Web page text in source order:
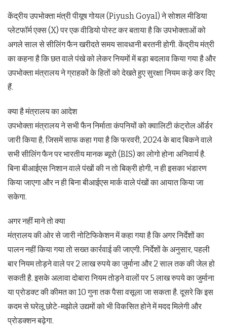
केंद्रीय उपभोक्‍ता मंत्री पीयूष गोयल (Piyush Goyal) ने सोशल मीडिया
प्‍लेटफॉर्म एक्‍स (X) पर एक वीडियो पोस्‍ट कर बताया है कि उपभोक्‍ताओं को
अगले साल से सीलिंग फैन खरीदते समय सावधानी बरतनी होगी. केंद्रीय मंत्री
का कहना है कि छत वाले पंखे को लेकर नियमों में बड़ा बदलाव किया गया है और
उपभोक्‍ता मंत्रालय ने ग्राहकों के हितों को देखते हुए सुरक्षा नियम कड़े कर दिए
हैं.
क्‍या है मंत्रालय का आदेश
उपभोक्‍ता मंत्रालय ने सभी फैन निर्माता कंपनियों को क्‍वालिटी कंट्रोल ऑर्डर
जारी किया है, जिसमें साफ कहा गया है कि फरवरी, 2024 के बाद बिकने वाले
सभी सीलिंग फैन पर भारतीय मानक ब्‍यूरो (BIS) का लोगो होना अनिवार्य है.
बिना बीआईएस निशान वाले पंखों की न तो बिक्री होगी, न ही इसका भंडारण
किया जाएगा और न ही बिना बीआईएस मार्क वाले पंखों का आयात किया जा
सकेगा.
अगर नहीं माने तो क्‍या
मंत्रालय की ओर से जारी नोटिफिकेशन में कहा गया है कि अगर निर्देशों का
पालन नहीं किया गया तो सख्‍त कार्रवाई की जाएगी. निर्देशों के अनुसार, पहली
बार नियम तोड़ने वाले पर 2 लाख रुपये का जुर्माना और 2 साल तक की जेल हो
सकती है. इसके अलावा दोबारा नियम तोड़ने वालों पर 5 लाख रुपये का जुर्माना
या प्रोडक्‍ट की कीमत का 10 गुना तक पैसा वसूला जा सकता है. दूसरे कि इस
कदम से घरेलू छोटे-मझोले उद्यमों को भी विकसित होने में मदद मिलेगी और
प्रोडक्‍शन बढ़ेगा.